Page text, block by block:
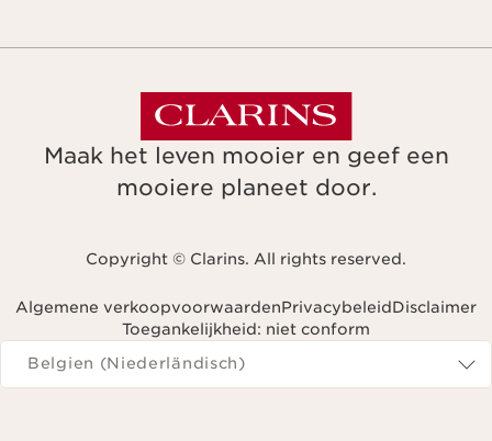
Maak het leven mooier en geef een
mooiere planeet door.
Copyright © Clarins. All rights reserved.
Algemene verkoopvoorwaardenPrivacybeleidDisclaimer
Toegankelijkheid: niet conform
Navigeren naar
Belgien (Niederländisch)